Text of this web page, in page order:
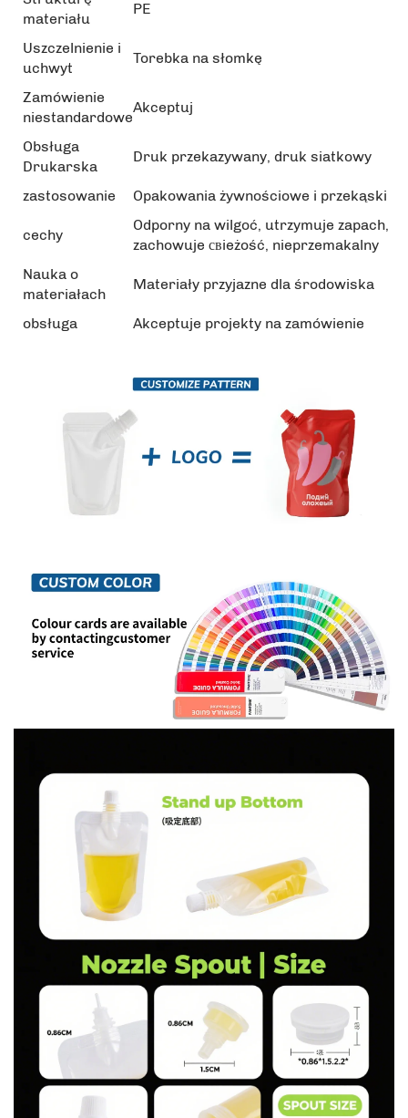
materiału
PE
Uszczelnienie i
uchwyt
Torebka na słomkę
Zamówienie
niestandardowe
Akceptuj
Obsługa
Drukarska
Druk przekazywany, druk siatkowy
zastosowanie Opakowania żywnościowe i przekąski
cechy
Odporny na wilgoć, utrzymuje zapach,
zachowuje свieżość, nieprzemakalny
Nauka o
materiałach
Materiały przyjazne dla środowiska
obsługa Akceptuje projekty na zamówienie